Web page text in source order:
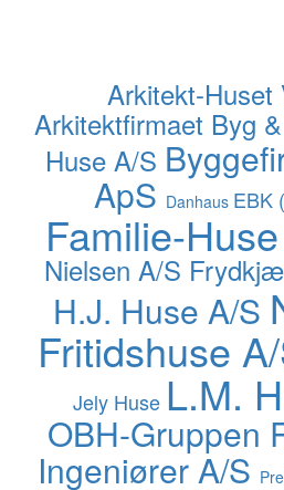
Arkitekt-Huset
Arkitektfirmaet Byg
Huse A/S
ApS Danhaus EBK
Familie-
Nielsen A/S
H.J. Huse A/S
Fritidshuse
Jely Huse L.M.
OBH-Gruppen
Ingeniører A/S